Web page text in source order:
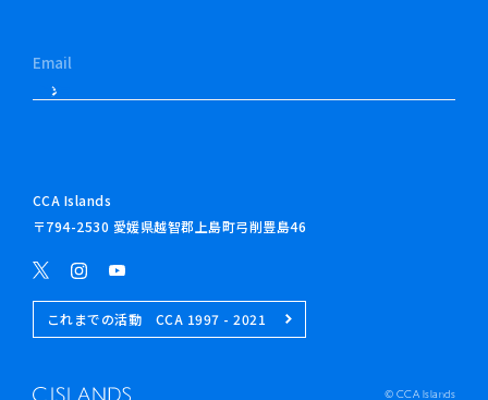
CCA Islands
〒794-2530 愛媛県越智郡上島町弓削豊島46
これまでの活動 CCA 1997 - 2021
© CCA Islands